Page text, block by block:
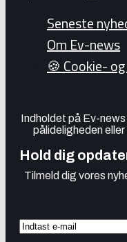
Seneste
Om Ev-news
🍪 Cookie-
Indholdet på Ev-
pålideligheden
Hold dig
Tilmeld dig vores